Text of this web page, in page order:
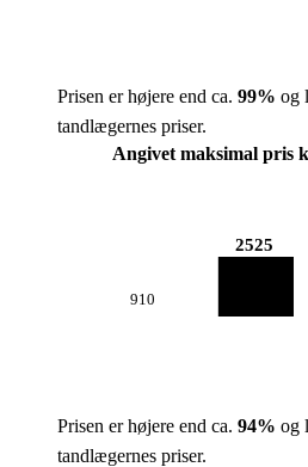
Prisen er højere end ca. 99% og
tandlægernes priser.
Angivet maksimal pris
910
2525
Prisen er højere end ca. 94% og
tandlægernes priser.